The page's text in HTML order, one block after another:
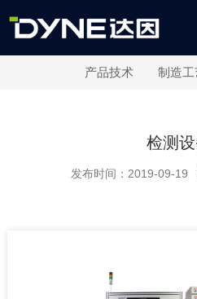
产品技术 制造工
检测
发布时间：2019-09-19